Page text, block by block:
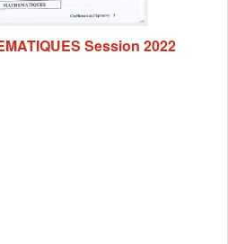
Session 2022